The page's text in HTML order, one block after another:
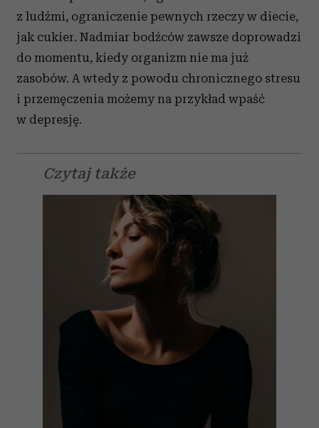
z ludźmi, ograniczenie pewnych rzeczy w diecie,
jak cukier. Nadmiar bodźców zawsze doprowadzi
do momentu, kiedy organizm nie ma już
zasobów. A wtedy z powodu chronicznego stresu
i przemęczenia możemy na przykład wpaść
w depresję.
Czytaj także